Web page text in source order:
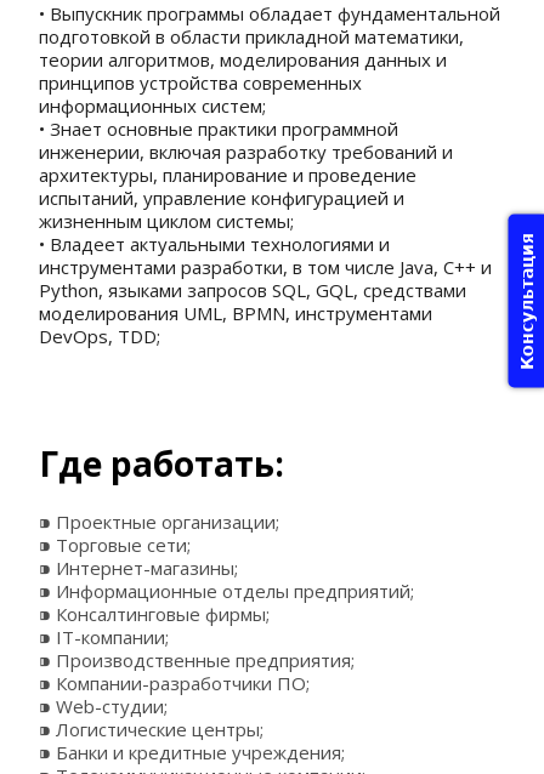
• Выпускник программы обладает фундаментальной
подготовкой в области прикладной математики,
теории алгоритмов, моделирования данных и
принципов устройства современных
информационных систем;
• Знает основные практики программной
инженерии, включая разработку требований и
архитектуры, планирование и проведение
испытаний, управление конфигурацией и
жизненным циклом системы;
• Владеет актуальными технологиями и
инструментами разработки, в том числе Java, C++ и
Python, языками запросов SQL, GQL, средствами
моделирования UML, BPMN, инструментами
DevOps, TDD;
Где работать:
⁍ Проектные организации;
⁍ Торговые сети;
⁍ Интернет-магазины;
⁍ Информационные отделы предприятий;
⁍ Консалтинговые фирмы;
⁍ IT-компании;
⁍ Производственные предприятия;
⁍ Компании-разработчики ПО;
⁍ Web-студии;
⁍ Логистические центры;
⁍ Банки и кредитные учреждения;
Консультация